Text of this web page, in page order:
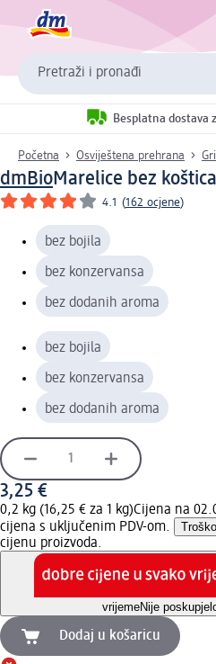
Pretraži i pronađi
Besplatna dostava
Početna Osviještena prehrana
dmBioMarelice bez
4.1 (162 ocjene)
bez bojila
bez konzervansa
bez dodanih aroma
bez bojila
bez konzervansa
bez dodanih aroma
3,25 €
0,2 kg (16,25 € za 1 kg)Cijena na
cijena s uključenim PDV-om.
cijenu proizvoda.
vrijemeNije
Dodaj u košaricu